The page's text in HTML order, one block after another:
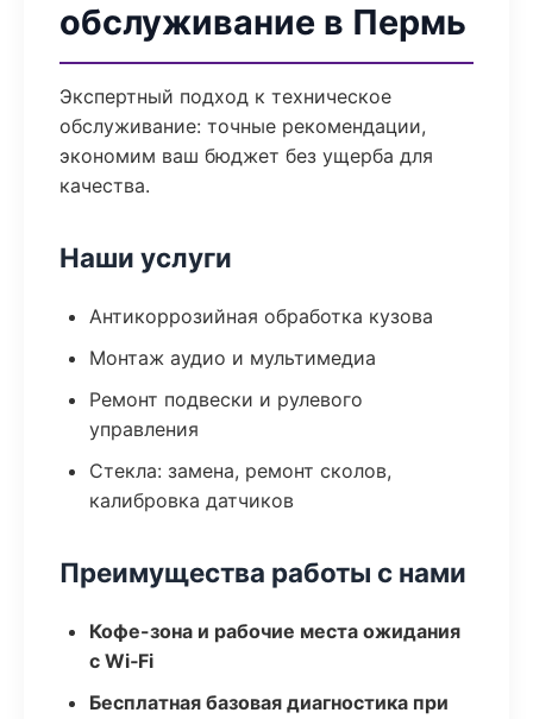
обслуживание в Пермь
Экспертный подход к техническое
обслуживание: точные рекомендации,
экономим ваш бюджет без ущерба для
качества.
Наши услуги
Антикоррозийная обработка кузова
Монтаж аудио и мультимедиа
Ремонт подвески и рулевого
управления
Стекла: замена, ремонт сколов,
калибровка датчиков
Преимущества работы с нами
Кофе-зона и рабочие места ожидания
с Wi‑Fi
Бесплатная базовая диагностика при